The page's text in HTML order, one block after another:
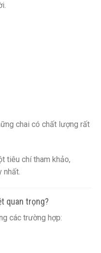
chai có chất lượng rất
tiêu chí tham khảo,
nhất.
quan trọng?
các trường hợp: